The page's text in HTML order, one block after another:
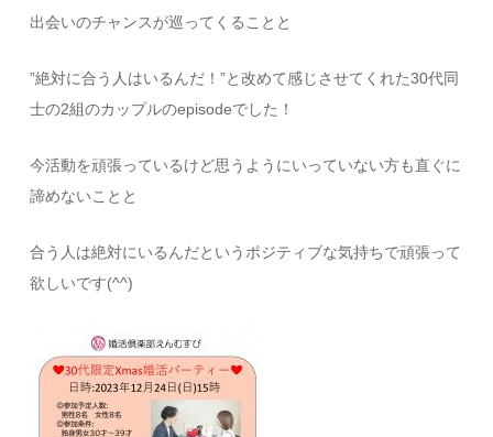
出会いのチャンスが巡ってくることと
”絶対に合う人はいるんだ！”と改めて感じさせてくれた30代同
士の2組のカップルのepisodeでした！
今活動を頑張っているけど思うようにいっていない方も直ぐに
諦めないことと
合う人は絶対にいるんだというポジティブな気持ちで頑張って
欲しいです(^^)